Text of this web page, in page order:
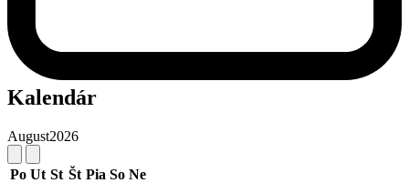
Kalendár
August2026
Po Ut St Št Pia So Ne